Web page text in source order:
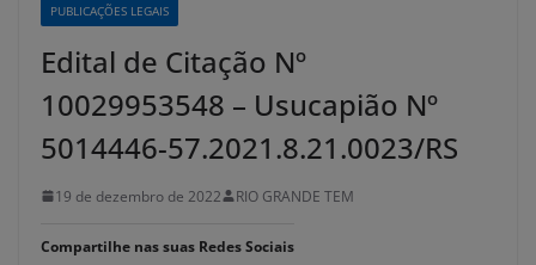
PUBLICAÇÕES LEGAIS
Edital de Citação Nº
10029953548 – Usucapião Nº
5014446-57.2021.8.21.0023/RS
19 de dezembro de 2022 RIO GRANDE TEM
Compartilhe nas suas Redes Sociais